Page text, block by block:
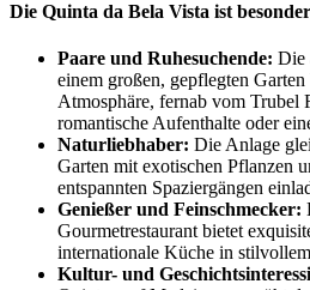
Die Quinta da Bela Vista ist
Paare und Ruhesuchende: Die
einem großen, gepflegten Garten
Atmosphäre, fernab vom Trubel
romantische Aufenthalte oder
Naturliebhaber: Die Anlage
Garten mit exotischen Pflanzen
entspannten Spaziergängen
Genießer und Feinschmecker:
Gourmetrestaurant bietet
internationale Küche in
Kultur- und